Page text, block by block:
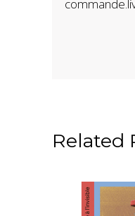
Related